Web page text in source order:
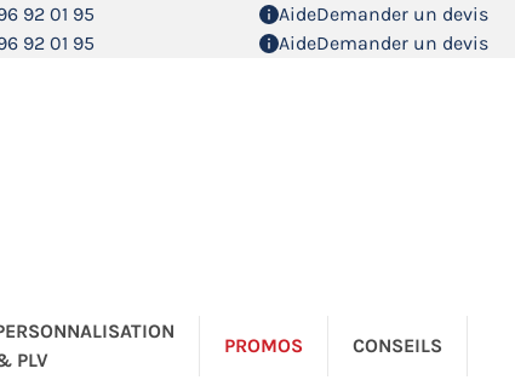
92 01 95 AideDemander un devis
92 01 95 AideDemander un devis
PLV
PROMOS CONSEILS